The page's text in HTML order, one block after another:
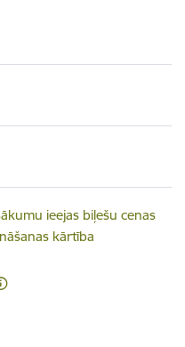
ieejas biļešu cenas
kārtība